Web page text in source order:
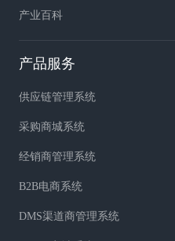
产业百科
产品服务
供应链管理系统
采购商城系统
经销商管理系统
B2B电商系统
DMS渠道商管理系统